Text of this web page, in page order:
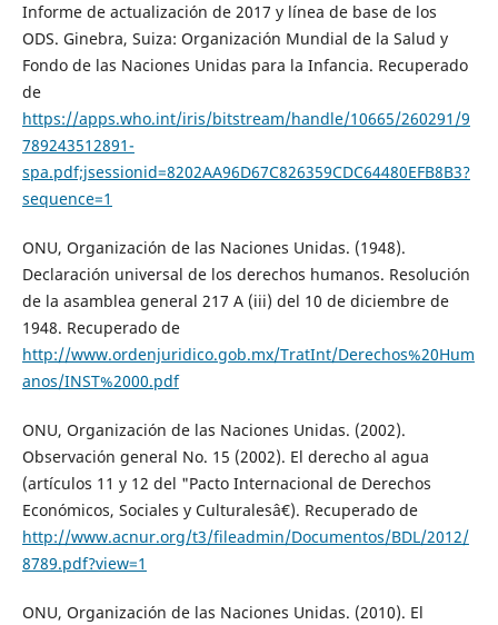
Informe de actualización de 2017 y línea de base de los
ODS. Ginebra, Suiza: Organización Mundial de la Salud y
Fondo de las Naciones Unidas para la Infancia. Recuperado
de
https://apps.who.int/iris/bitstream/handle/10665/260291/9
789243512891-
spa.pdf;jsessionid=8202AA96D67C826359CDC64480EFB8B3?
sequence=1
ONU, Organización de las Naciones Unidas. (1948).
Declaración universal de los derechos humanos. Resolución
de la asamblea general 217 A (iii) del 10 de diciembre de
1948. Recuperado de
http://www.ordenjuridico.gob.mx/TratInt/Derechos%20Hum
anos/INST%2000.pdf
ONU, Organización de las Naciones Unidas. (2002).
Observación general No. 15 (2002). El derecho al agua
(artículos 11 y 12 del "Pacto Internacional de Derechos
Económicos, Sociales y Culturalesâ€). Recuperado de
http://www.acnur.org/t3/fileadmin/Documentos/BDL/2012/
8789.pdf?view=1
ONU, Organización de las Naciones Unidas. (2010). El